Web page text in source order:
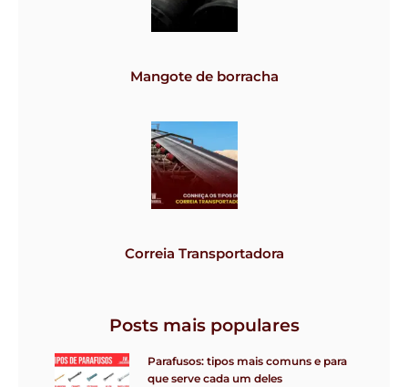
Mangote de borracha
Correia Transportadora
Posts mais populares
Parafusos: tipos mais comuns e para
que serve cada um deles